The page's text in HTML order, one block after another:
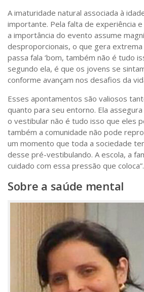
A imaturidade natural associada à
importante. Pela falta de experiência
a importância do evento assume
desproporcionais, o que gera extrema
passa fala ‘bom, também não é tudo
segundo ela, é que os jovens se
conforme avançam nos desafios da
Esses apontamentos são valiosos
quanto para seu entorno. Ela
o vestibular não é tudo isso que eles
também a comunidade não pode
um momento que toda a sociedade
desse pré-vestibulando. A escola, a
cuidado com essa pressão que coloca”.
Sobre a saúde mental